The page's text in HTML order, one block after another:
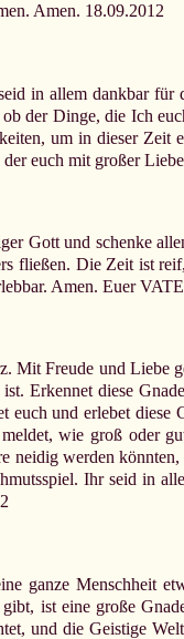
Amen. 18.09.2012
in allem dankbar
der Dinge, die Ich
um in dieser Zeit
euch mit großer
und schenke
fließen. Die Zeit ist
Amen. Euer
Freude und Liebe
Erkennet diese
und erlebet
wie groß oder
werden
Ihr seid in
ganze Menschheit
ist eine große
und die Geistige